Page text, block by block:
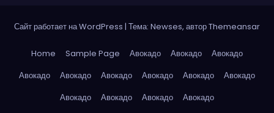
Сайт работает на WordPress | Тема: Newses, авторThemeansar
Home Sample Page Авокадо Авокадо
Авокадо
Авокадо
Авокадо Авокадо Авокадо Авокадо
Авокадо
Авокадо
Авокадо Авокадо
Авокадо